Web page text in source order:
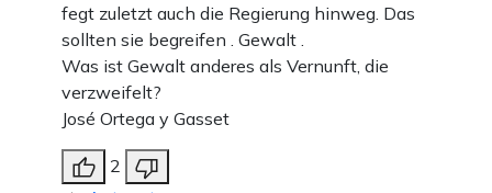
fegt zuletzt auch die Regierung hinweg. Das
sollten sie begreifen . Gewalt .
Was ist Gewalt anderes als Vernunft, die
verzweifelt?
José Ortega y Gasset
2